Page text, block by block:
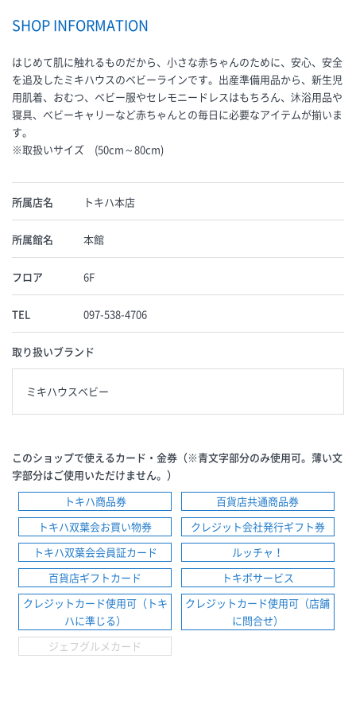
SHOP INFORMATION
はじめて肌に触れるものだから、小さな赤ちゃんのために、安心、安全
を追及したミキハウスのベビーラインです。出産準備用品から、新生児
用肌着、おむつ、ベビー服やセレモニードレスはもちろん、沐浴用品や
寝具、べビーキャリーなど赤ちゃんとの毎日に必要なアイテムが揃いま
す。
※取扱いサイズ (50cm～80cm)
所属店名 トキハ本店
所属館名 本館
フロア 6F
TEL 097-538-4706
取り扱いブランド
ミキハウスベビー
このショップで使えるカード・金券（※青文字部分のみ使用可。薄い文
字部分はご使用いただけません。）
トキハ商品券
百貨店共通商品券
トキハ双葉会お買い物券
クレジット会社発行ギフト券
トキハ双葉会会員証カード
ルッチャ！
百貨店ギフトカード
トキポサービス
クレジットカード使用可（トキ
ハに準じる）
クレジットカード使用可（店舗
に問合せ）
ジェフグルメカード